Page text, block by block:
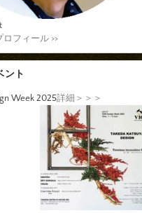
フィール >>
ント
Week 2025詳細＞＞＞